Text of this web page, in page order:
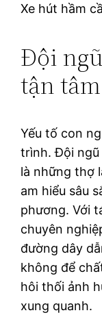
Xe hút hầm
Đội
tận tâm
Yếu tố con
trình. Đội ngũ
là những thợ
am hiểu sâu
phương. Với
chuyên
đường dây
không để
hôi thối ảnh
xung quanh.